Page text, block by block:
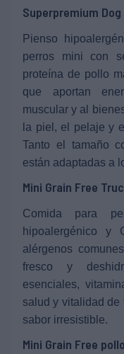
Superpremium Dog
Pienso
perros mini con
proteína de pollo
que aportan
muscular y al
la piel, el pelaje y
Tanto el tamaño
están adaptadas a
Mini Grain Free
Comida para
hipoalergénico y
alérgenos
fresco y
esenciales,
salud y vitalidad de
sabor irresistible.
Mini Grain Free